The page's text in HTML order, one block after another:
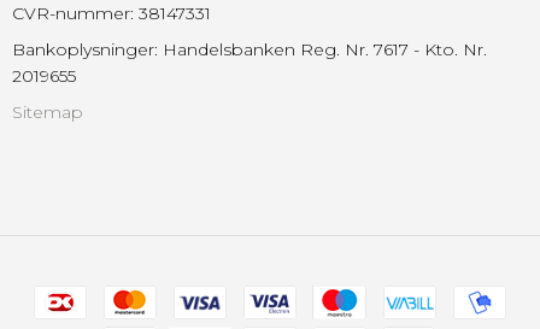
CVR-nummer: 38147331
Bankoplysninger: Handelsbanken Reg. Nr. 7617 - Kto. Nr.
2019655
Sitemap